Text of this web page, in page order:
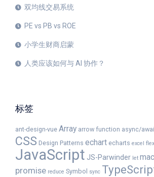
双均线交易系统
PE vs PB vs ROE
小学生财商启蒙
人类应该如何与 AI 协作？
标签
ant-design-vue Array arrow function async/
CSS Design Patterns echart echarts excel flex
JavaScript JS-Parwinder let mac
promise reduce Symbol sync